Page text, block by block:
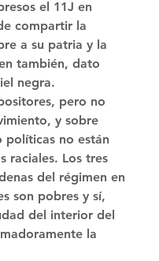
el 11J en
compartir la
a su patria y la
también, dato
negra.
pero no
y sobre
políticas no están
raciales. Los tres
del régimen en
son pobres y sí,
del interior del
la